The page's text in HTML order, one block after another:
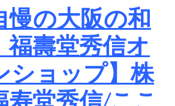
慢の大阪の和
壽堂秀信オ
ショップ】株